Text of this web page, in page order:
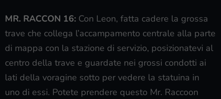
MR. RACCON 16: Con Leon, fatta cadere la grossa
trave che collega l’accampamento centrale alla parte
di mappa con la stazione di servizio, posizionatevi al
centro della trave e guardate nei grossi condotti ai
lati della voragine sotto per vedere la statuina in
uno di essi. Potete prendere questo Mr. Raccoon